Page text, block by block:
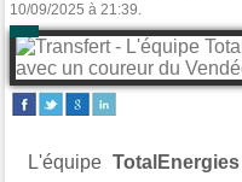
10/09/2025 à 21:39.
L'équipeTotalEnergies